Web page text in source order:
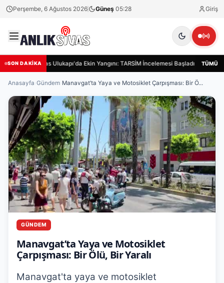
Perşembe, 6 Ağustos 2026 Güneş 05:28 Giriş
SON DAKİKASivas Ulukapı'da Ekin Yangını: TARSİM İncelemesi Başladı TÜMÜ
Anasayfa Gündem Manavgat’ta Yaya ve Motosiklet Çarpışması: Bir Ö...
GÜNDEM
Manavgat’ta Yaya ve Motosiklet
Çarpışması: Bir Ölü, Bir Yaralı
Manavgat'ta yaya ve motosiklet